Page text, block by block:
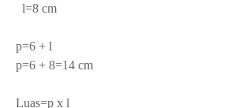
l=8 cm
p=6 + l
p=6 + 8=14 cm
Luas=p x l